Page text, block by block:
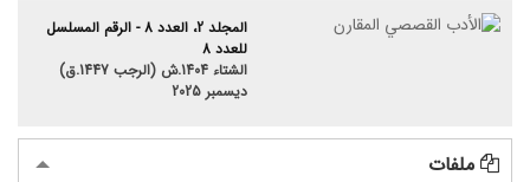
المجلد 2، العدد 8 - الرقم المسلسل
للعدد 8
الشتاء 1404.ش (الرجب 1447.ق)
ديسمبر 2025
ملفات